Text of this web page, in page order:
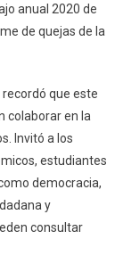
anual 2020 de
de quejas de la
recordó que este
colaborar en la
Invitó a los
estudiantes
democracia,
y
consultar